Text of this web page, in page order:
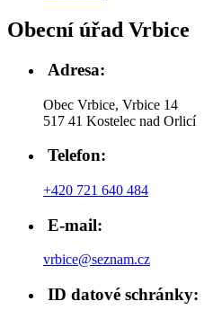
Obecní úřad Vrbice
Adresa:
Obec Vrbice, Vrbice 14
517 41 Kostelec nad Orlicí
Telefon:
+420 721 640 484
E-mail:
vrbice@seznam.cz
ID datové schránky: